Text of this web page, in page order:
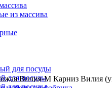
из массива
для посуды
для посуды
Вилия-М Карниз Вилия